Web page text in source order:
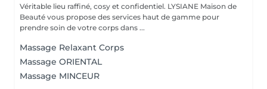
Véritable lieu raffiné, cosy et confidentiel. LYSIANE Maison de
Beauté vous propose des services haut de gamme pour
prendre soin de votre corps dans ...
Massage Relaxant Corps
Massage ORIENTAL
Massage MINCEUR